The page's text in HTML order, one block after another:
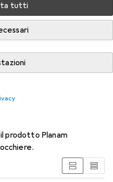
tutti
prodotto Planam